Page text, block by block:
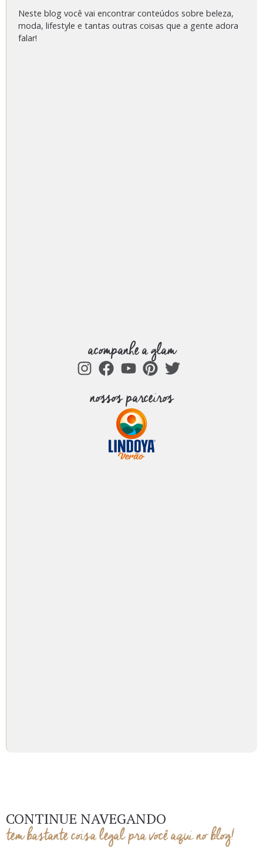
Neste blog você vai encontrar conteúdos sobre beleza,
moda, lifestyle e tantas outras coisas que a gente adora
falar!
acompanhe a glam
nossos parceiros
CONTINUE NAVEGANDO
tem bastante coisa legal pra você aqui no blog!